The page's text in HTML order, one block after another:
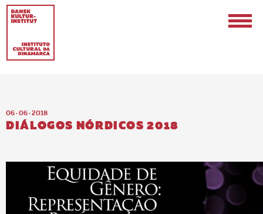
EN PT-BR
06 · 06 · 2018
DIÁLOGOS NÓRDICOS 2018